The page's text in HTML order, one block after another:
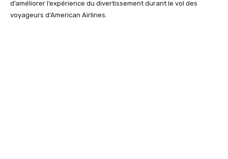
d’améliorer l’expérience du divertissement durant le vol des
voyageurs d’American Airlines.